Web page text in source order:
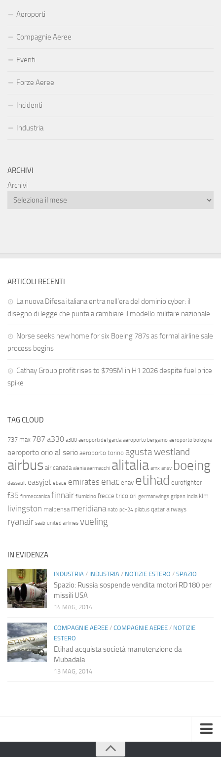
Aeroporti
Compagnie Aeree
Eventi
Forze Aeree
Incidenti
Industria
ARCHIVI
Archivi
ARTICOLI RECENTI
La nuova Difesa italiana entra nell’era del dominio cyber: il
disegno di legge che punta a cambiare il modello militare nazionale
Norse seeks new home for six Boeing 787s as formal airline sale
process begins
Cathay Group profit rises to $795M in H1 2026 despite fuel price
spike
TAG CLOUD
737 max 787 a330 a380 aeroporti del garda aeroporto bergamo aeroporto bologna
aeroporto orio al serio aeroporto torino agusta westland
airbus air canada alenia aermacchi alitalia amx ansv boeing
dassault easyjet ebace emirates enac enav etihad eurofighter
f35 finmeccanica finnair fiumicino frecce tricolori germanwings gripen india klm
livingston malpensa meridiana nato pc-24 pilatus qatar airways
ryanair saab united airlines vueling
IN EVIDENZA
INDUSTRIA / INDUSTRIA / NOTIZIE ESTERO / SPAZIO
Spazio: Russia sospende vendita motori RD180 per
missili USA
14 MAG, 2014
COMPAGNIE AEREE / COMPAGNIE AEREE / NOTIZIE
ESTERO
Etihad acquista società manutenzione da
Mubadala
13 MAG, 2014